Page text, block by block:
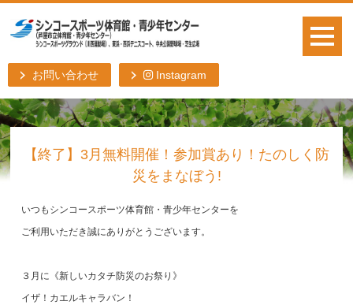
お問い合わせ Instagram
【終了】3月無料開催！参加賞あり！たのしく防
災をまなぼう!
いつもシンコースポーツ体育館・青少年センターを
ご利用いただき誠にありがとうございます。
３月に《新しいカタチ防災のお祭り》
イザ！カエルキャラバン！